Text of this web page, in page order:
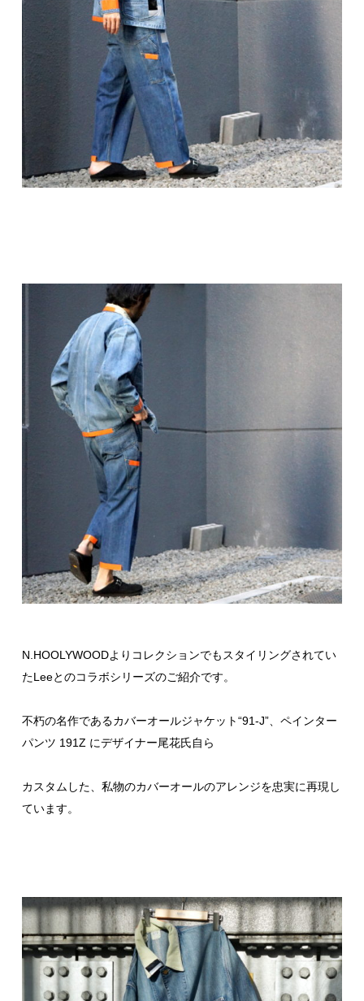
N.HOOLYWOODよりコレクションでもスタイリングされてい
たLeeとのコラボシリーズのご紹介です。
不朽の名作であるカバーオールジャケット“91-J”、ペインター
パンツ 191Z にデザイナー尾花氏自ら
カスタムした、私物のカバーオールのアレンジを忠実に再現し
ています。